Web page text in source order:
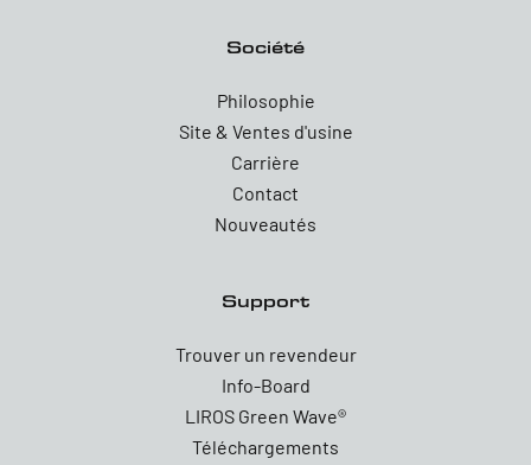
Société
Philosophie
Site & Ventes d'usine
Carrière
Contact
Nouveautés
Support
Trouver un revendeur
Info-Board
LIROS Green Wave®
Téléchargements